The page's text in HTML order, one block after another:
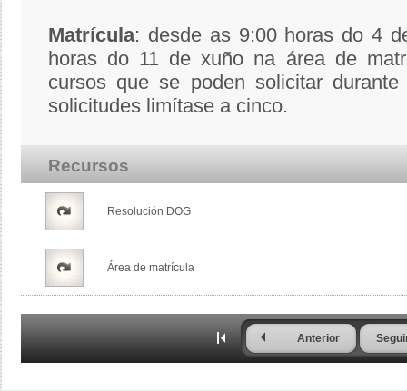
Matrícula: desde as 9:00 horas do 4
horas do 11 de xuño na área de
cursos que se poden solicitar
solicitudes limítase a cinco.
Recursos
Resolución DOG
Área de matrícula
Anterior